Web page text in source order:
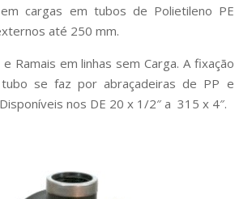
cargas em tubos de Polietileno PE
até 250 mm.
Ramais em linhas sem Carga. A fixação
se faz por abraçadeiras de PP e
nos DE 20 x 1/2″ a 315 x 4″.